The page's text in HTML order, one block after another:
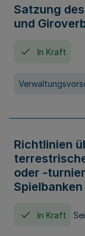
Satzung
und
In Kraft
Richtlinien
oder -
In Kraft